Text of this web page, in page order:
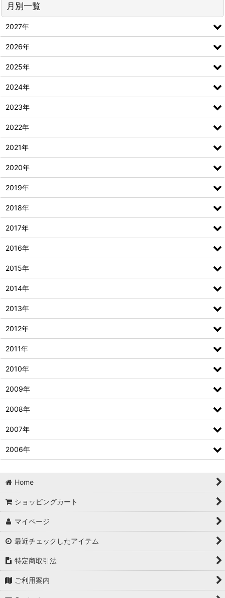
月別一覧
2027年
2026年
2025年
2024年
2023年
2022年
2021年
2020年
2019年
2018年
2017年
2016年
2015年
2014年
2013年
2012年
2011年
2010年
2009年
2008年
2007年
2006年
Home
ショッピングカート
マイページ
最近チェックしたアイテム
特定商取引法
ご利用案内